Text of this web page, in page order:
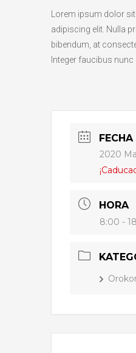
Lorem ipsum dolor
adipiscing elit. Nulla
bibendum, at
Integer faucibus nunc
FECHA
2020
HORA
8:00 -